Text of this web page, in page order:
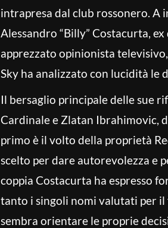
intrapresa dal club rossonero. A
Alessandro “Billy” Costacurta,
apprezzato opinionista
Sky ha analizzato con lucidità le
Il bersaglio principale delle sue
Cardinale e Zlatan Ibrahimovic,
primo è il volto della proprietà
scelto per dare autorevolezza e
coppia Costacurta ha espresso
tanto i singoli nomi valutati per
sembra orientare le proprie